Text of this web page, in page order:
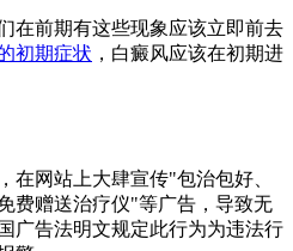
在前期有这些现象应该立即前去
初期症状 ，白癜风应该在初期进
在网站上大肆宣传"包治包好、
费赠送治疗仪"等广告，导致无
广告法明文规定此行为为违法行